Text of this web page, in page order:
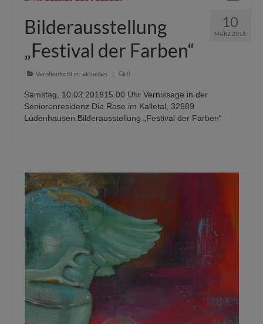
10
MÄRZ 2018
Bilderausstellung
„Festival der Farben“
Veröffentlicht in: aktuelles | 0
Samstag, 10.03.201815.00 Uhr Vernissage in der
Seniorenresidenz Die Rose im Kalletal, 32689
Lüdenhausen Bilderausstellung „Festival der Farben“